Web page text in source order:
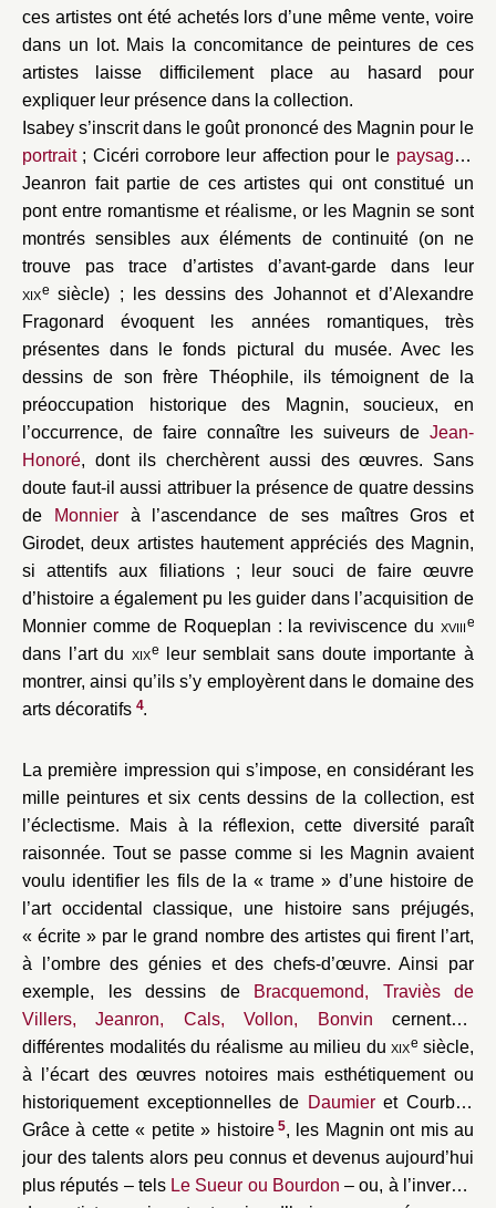
ces artistes ont été achetés lors d’une même vente, voire
dans un lot. Mais la concomitance de peintures de ces
artistes laisse difficilement place au hasard pour
expliquer leur présence dans la collection.
Isabey s’inscrit dans le goût prononcé des Magnin pour le
portrait; Cicéri corrobore leur affection pour le paysage ;
Jeanron fait partie de ces artistes qui ont constitué un
pont entre romantisme et réalisme, or les Magnin se sont
montrés sensibles aux éléments de continuité (on ne
trouve pas trace d’artistes d’avant-garde dans leur
xixe siècle) ; les dessins des Johannot et d’Alexandre
Fragonard évoquent les années romantiques, très
présentes dans le fonds pictural du musée. Avec les
dessins de son frère Théophile, ils témoignent de la
préoccupation historique des Magnin, soucieux, en
l’occurrence, de faire connaître les suiveurs de Jean-
Honoré, dont ils cherchèrent aussi des œuvres. Sans
doute faut-il aussi attribuer la présence de quatre dessins
de
Monnierà l’ascendance de ses maîtres Gros et
Girodet, deux artistes hautement appréciés des Magnin,
si attentifs aux filiations ; leur souci de faire œuvre
d’histoire a également pu les guider dans l’acquisition de
Monnier comme de Roqueplan : la reviviscence du xviiie
dans l’art du xixe
leur semblait sans doute importante à
montrer, ainsi qu’ils s’y employèrent dans le domaine des
arts décoratifs 4.
La première impression qui s’impose, en considérant les
mille peintures et six cents dessins de la collection, est
l’éclectisme. Mais à la réflexion, cette diversité paraît
raisonnée. Tout se passe comme si les Magnin avaient
voulu identifier les fils de la « trame » d’une histoire de
l’art occidental classique, une histoire sans préjugés,
« écrite » par le grand nombre des artistes qui firent l’art,
à l’ombre des génies et des chefs-d’œuvre. Ainsi par
exemple, les dessins de
Bracquemond, Traviès de
Villers, Jeanron, Cals, Vollon, Bonvin cernent-ils
différentes modalités du réalisme au milieu duxixe siècle,
à l’écart des œuvres notoires mais esthétiquement ou
historiquement exceptionnelles de Daumieret Courbet.
Grâce à cette « petite » histoire 5, les Magnin ont mis au
jour des talents alors peu connus et devenus aujourd’hui
plus réputés – tels Le Sueur ou Bourdon – ou, à l’inverse,